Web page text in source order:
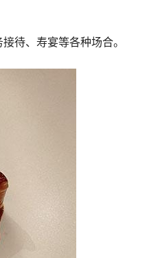
待、寿宴等各种场合。